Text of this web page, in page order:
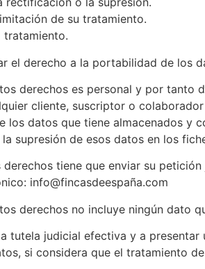
de su tratamiento.
tratamiento.
el derecho a la portabilidad de los
derechos es personal y por tanto
cliente, suscriptor o
los datos que tiene almacenados y
supresión de esos datos en los
derechos tiene que enviar su
info@fincasdeespaña.com
derechos no incluye ningún dato
tutela judicial efectiva y a
si considera que el tratamiento